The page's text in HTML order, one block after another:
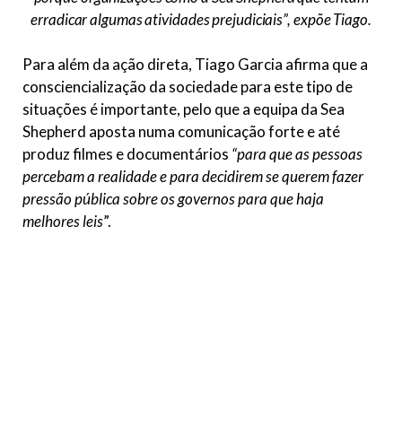
erradicar algumas atividades prejudiciais”,expõe Tiago.
Para além da ação direta, Tiago Garcia afirma que a
consciencialização da sociedade para este tipo de
situações é importante, pelo que a equipa da Sea
Shepherd aposta numa comunicação forte e até
produz filmes e documentários “para que as pessoas
percebam a realidade e para decidirem se querem fazer
pressão pública sobre os governos para que haja
melhores leis”.